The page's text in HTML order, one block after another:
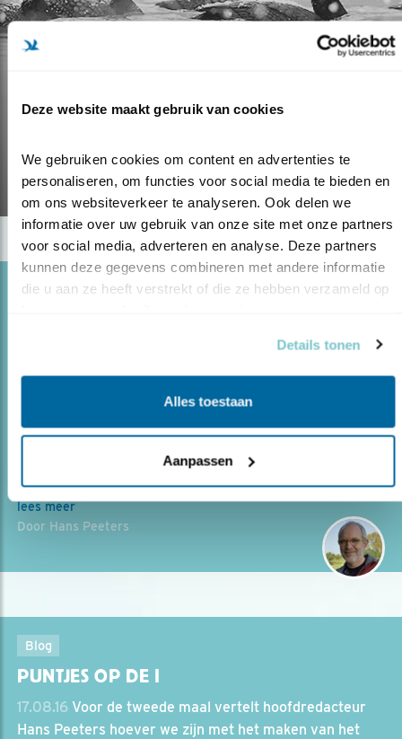
Deze website maakt gebruik van cookies
We gebruiken cookies om content en advertenties te
personaliseren, om functies voor social media te bieden en
om ons websiteverkeer te analyseren. Ook delen we
informatie over uw gebruik van onze site met onze partners
voor social media, adverteren en analyse. Deze partners
kunnen deze gegevens combineren met andere informatie
die u aan ze heeft verstrekt of die ze hebben verzameld op
Details tonen
Alles toestaan
Aanpassen
Blog
18.10.16
Blog
Maandelijks vertelt hoofdredacteur Hans
Peeters hoe ver we zijn met het maken van het nieuwe
nummer van VOGELS. Hij laat zien hoe het er bij de
struikelend..
lees meer
Door Hans Peeters
Blog
PUNTJES OP DE I
17.08.16 Voor de tweede maal vertelt hoofdredacteur
Hans Peeters hoever we zijn met het maken van het